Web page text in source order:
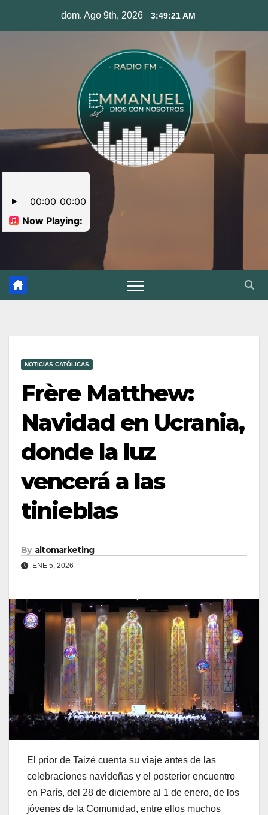
dom. Ago 9th, 2026 3:49:22 AM
NOTICIAS CATÓLICAS
Frère Matthew:
Navidad en Ucrania,
donde la luz
vencerá a las
tinieblas
By altomarketing
ENE 5, 2026
El prior de Taizé cuenta su viaje antes de las
celebraciones navideñas y el posterior encuentro
en París, del 28 de diciembre al 1 de enero, de los
jóvenes de la Comunidad, entre ellos muchos